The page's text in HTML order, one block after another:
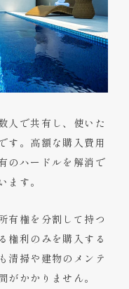
人で共有し、使いた
す。高額な購入費用
のハードルを解消で
ます。
有権を分割して持つ
権利のみを購入する
清掃や建物のメンテ
がかかりません。